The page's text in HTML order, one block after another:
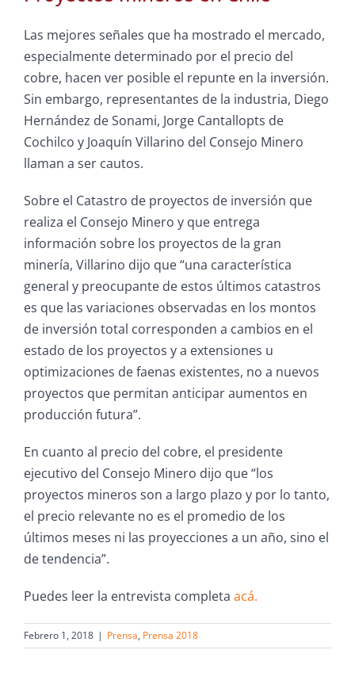
Las mejores señales que ha mostrado el mercado,
especialmente determinado por el precio del
cobre, hacen ver posible el repunte en la inversión.
Sin embargo, representantes de la industria, Diego
Hernández de Sonami, Jorge Cantallopts de
Cochilco y Joaquín Villarino del Consejo Minero
llaman a ser cautos.
Sobre el Catastro de proyectos de inversión que
realiza el Consejo Minero y que entrega
información sobre los proyectos de la gran
minería, Villarino dijo que “una característica
general y preocupante de estos últimos catastros
es que las variaciones observadas en los montos
de inversión total corresponden a cambios en el
estado de los proyectos y a extensiones u
optimizaciones de faenas existentes, no a nuevos
proyectos que permitan anticipar aumentos en
producción futura”.
En cuanto al precio del cobre, el presidente
ejecutivo del Consejo Minero dijo que “los
proyectos mineros son a largo plazo y por lo tanto,
el precio relevante no es el promedio de los
últimos meses ni las proyecciones a un año, sino el
de tendencia”.
Puedes leer la entrevista completa acá.
Febrero 1, 2018 | Prensa, Prensa 2018